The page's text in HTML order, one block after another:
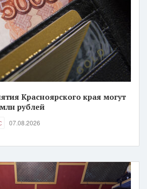
Красноярского края могут
рублей
07.08.2026